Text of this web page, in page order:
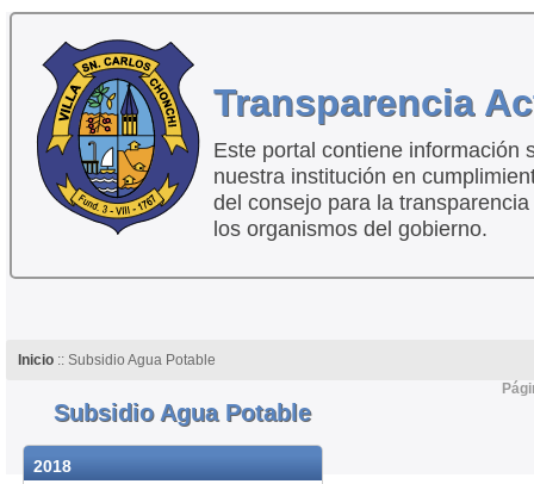
Transparencia
Este portal contiene información
nuestra institución en
del consejo para la
los organismos del gobierno.
Inicio:: Subsidio Agua Potable
Subsidio Agua Potable
2018